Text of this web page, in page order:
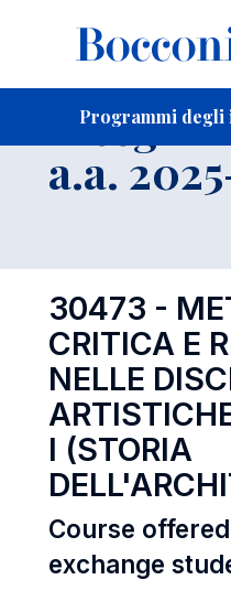
Programmi degli
a.a.
30473 -
CRITICA E
NELLE
I (STORIA
Course
exchange